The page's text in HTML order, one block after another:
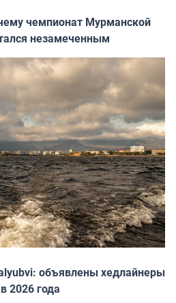
чемпионат Мурманской
незамеченным
объявлены хедлайнеры
2026 года